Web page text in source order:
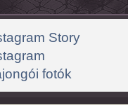
Story
fotók